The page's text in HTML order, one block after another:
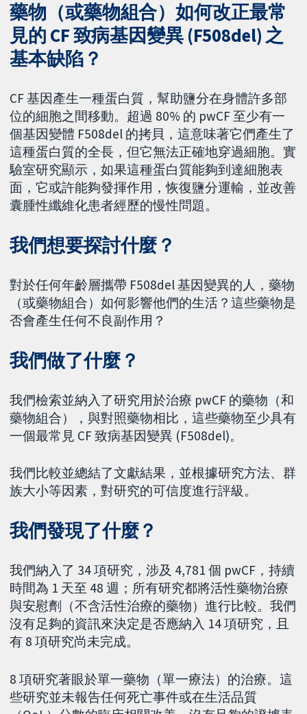
藥物（或藥物組合）如何改正最常
見的 CF 致病基因變異 (F508del) 之
基本缺陷？
CF 基因產生一種蛋白質，幫助鹽分在身體許多部
位的細胞之間移動。超過 80% 的 pwCF 至少有一
個基因變體 F508del 的拷貝，這意味著它們產生了
這種蛋白質的全長，但它無法正確地穿過細胞。實
驗室研究顯示，如果這種蛋白質能夠到達細胞表
面，它或許能夠發揮作用，恢復鹽分運輸，並改善
囊腫性纖維化患者經歷的慢性問題。
我們想要探討什麼？
對於任何年齡層攜帶 F508del 基因變異的人，藥物
（或藥物組合）如何影響他們的生活？這些藥物是
否會產生任何不良副作用？
我們做了什麼？
我們檢索並納入了研究用於治療 pwCF 的藥物（和
藥物組合），與對照藥物相比，這些藥物至少具有
一個最常見 CF 致病基因變異 (F508del)。
我們比較並總結了文獻結果，並根據研究方法、群
族大小等因素，對研究的可信度進行評級。
我們發現了什麼？
我們納入了 34 項研究，涉及 4,781 個 pwCF，持續
時間為 1 天至 48 週；所有研究都將活性藥物治療
與安慰劑（不含活性治療的藥物）進行比較。我們
沒有足夠的資訊來決定是否應納入 14 項研究，且
有 8 項研究尚未完成。
8 項研究著眼於單一藥物（單一療法）的治療。這
些研究並未報告任何死亡事件或在生活品質